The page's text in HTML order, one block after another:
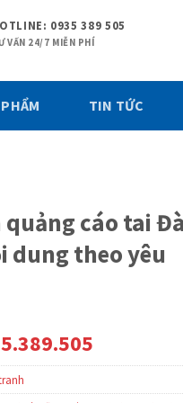
0935 389 505
VẤN 24/7 MIỄN PHÍ
TIN TỨC
quảng cáo tai
dung theo yêu